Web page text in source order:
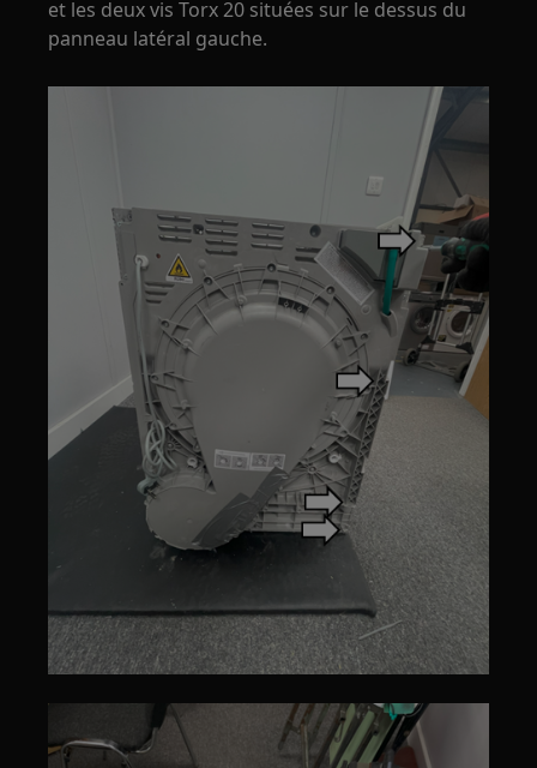
et les deux vis Torx 20 situées sur le dessus du
panneau latéral gauche.